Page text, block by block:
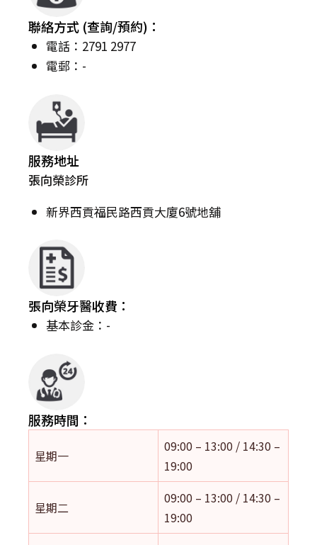
聯絡方式 (查詢/預約)：
電話：2791 2977
電郵：-
服務地址
張向榮診所
新界西貢福民路西貢大廈6號地舖
張向榮牙醫收費：
基本診金：-
服務時間：
星期一
09:00 – 13:00 / 14:30 –
19:00
星期二
09:00 – 13:00 / 14:30 –
19:00